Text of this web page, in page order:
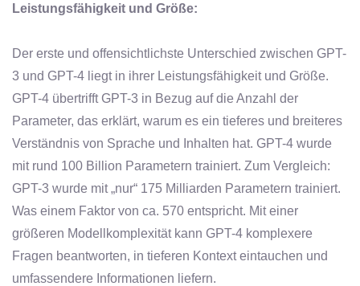
Leistungsfähigkeit und Größe:
Der erste und offensichtlichste Unterschied zwischen GPT-
3 und GPT-4 liegt in ihrer Leistungsfähigkeit und Größe.
GPT-4 übertrifft GPT-3 in Bezug auf die Anzahl der
Parameter, das erklärt, warum es ein tieferes und breiteres
Verständnis von Sprache und Inhalten hat. GPT-4 wurde
mit rund 100 Billion Parametern trainiert. Zum Vergleich:
GPT-3 wurde mit „nur“ 175 Milliarden Parametern trainiert.
Was einem Faktor von ca. 570 entspricht. Mit einer
größeren Modellkomplexität kann GPT-4 komplexere
Fragen beantworten, in tieferen Kontext eintauchen und
umfassendere Informationen liefern.